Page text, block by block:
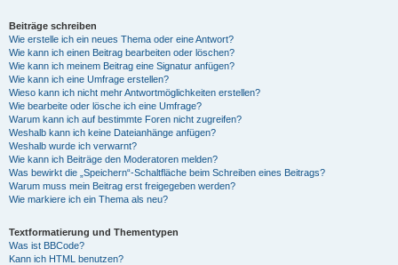
Beiträge schreiben
Wie erstelle ich ein neues Thema oder eine Antwort?
Wie kann ich einen Beitrag bearbeiten oder löschen?
Wie kann ich meinem Beitrag eine Signatur anfügen?
Wie kann ich eine Umfrage erstellen?
Wieso kann ich nicht mehr Antwortmöglichkeiten erstellen?
Wie bearbeite oder lösche ich eine Umfrage?
Warum kann ich auf bestimmte Foren nicht zugreifen?
Weshalb kann ich keine Dateianhänge anfügen?
Weshalb wurde ich verwarnt?
Wie kann ich Beiträge den Moderatoren melden?
Was bewirkt die „Speichern“-Schaltfläche beim Schreiben eines Beitrags?
Warum muss mein Beitrag erst freigegeben werden?
Wie markiere ich ein Thema als neu?
Textformatierung und Thementypen
Was ist BBCode?
Kann ich HTML benutzen?